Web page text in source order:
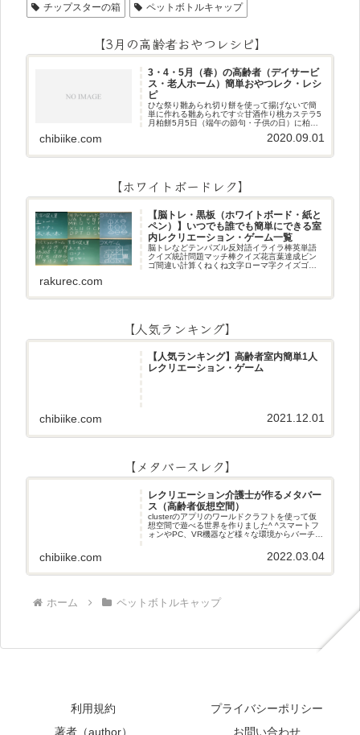
チップスターの箱 ペットボトルキャップ
【3月の高齢者おやつレシピ】
3・4・5月（春）の高齢者（デイサービ
ス・老人ホーム）簡単おやつレク・レシ
ピ
ひな祭り雛あられ切り餅を使って揚げないで簡
単に作れる雛あられです☆甘酒作り桃カステラ5
月柏餅5月5日（端午の節句・子供の日）に柏餅
日）にちまき作りです☆ほうじ茶プリン抹茶パ
chibiike.com 2020.09.01
【ホワイトボードレク】
【脳トレ・黒板（ホワイトボード・紙と
ペン）】いつでも誰でも簡単にできる室
内レクリエーション・ゲーム一覧
脳トレなどテンパズル反対語イライラ棒英単語
クイズ統計問題マッチ棒クイズ花言葉達成ビン
ゴ間違い計算くねくね文字ローマ字クイズゴロ
rakurec.com
【人気ランキング】
【人気ランキング】高齢者室内簡単1人
レクリエーション・ゲーム
chibiike.com 2021.12.01
【メタバースレク】
レクリエーション介護士が作るメタバー
ス（高齢者仮想空間）
clusterのアプリのワールドクラフトを使って仮
想空間で遊べる世界を作りました^ ^スマートフ
ォンやPC、VR機器など様々な環境からバーチャ
chibiike.com 2022.03.04
ホーム ペットボトルキャップ
利用規約
プライバシーポリシー
著者（author）
お問い合わせ